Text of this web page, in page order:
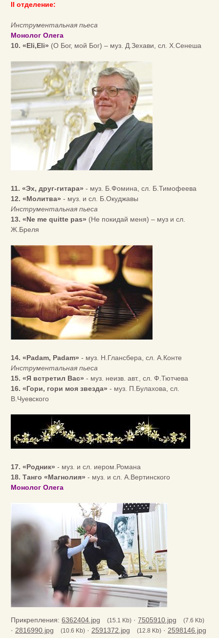
II отделение:
Инструментальная пьеса
Монолог Олега
10. «Eli,Eli» (О Бог, мой Бог) – муз. Д.Зехави, сл. Х.Сенеша
11. «Эх, друг-гитара» - муз. Б.Фомина, сл. Б.Тимофеева
12. «Молитва» - муз. и сл. Б.Окуджавы
Инструментальная пьеса
13. «Ne me quitte pas» (Не покидай меня) – муз и сл.
Ж.Бреля
14. «Padam, Padam» - муз. Н.Глансбера, сл. А.Конте
Инструментальная пьеса
15. «Я встретил Вас» - муз. неизв. авт., сл. Ф.Тютчева
16. «Гори, гори моя звезда» - муз. П.Булахова, сл.
В.Чуевского
17. «Родник» - муз. и сл. иером.Романа
18. Танго «Магнолия» - муз. и сл. А.Вертинского
Монолог Олега
Прикрепления: 6362404.jpg (15.1 Kb) · 7505910.jpg (7.6 Kb)
· 2816990.jpg (10.6 Kb) · 2591372.jpg (12.8 Kb) · 2598146.jpg